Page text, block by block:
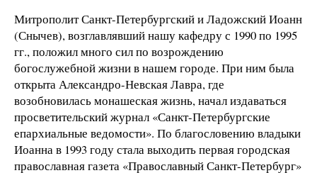
Митрополит Санкт-Петербургский и Ладожский Иоанн
(Снычев), возглавлявший нашу кафедру с 1990 по 1995
гг., положил много сил по возрождению
богослужебной жизни в нашем городе. При ним была
открыта Александро-Невская Лавра, где
возобновилась монашеская жизнь, начал издаваться
просветительский журнал «Санкт-Петербургские
епархиальные ведомости». По благословению владыки
Иоанна в 1993 году стала выходить первая городская
православная газета «Православный Санкт-Петербург»